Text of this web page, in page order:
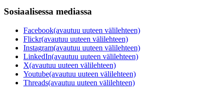
Sosiaalisessa mediassa
Facebook(avautuu uuteen välilehteen)
Flickr(avautuu uuteen välilehteen)
Instagram(avautuu uuteen välilehteen)
LinkedIn(avautuu uuteen välilehteen)
X(avautuu uuteen välilehteen)
Youtube(avautuu uuteen välilehteen)
Threads(avautuu uuteen välilehteen)